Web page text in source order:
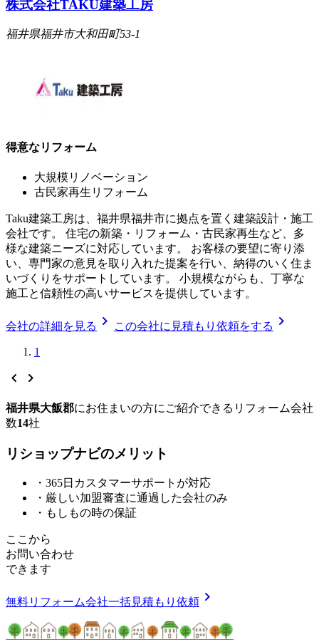
株式会社TAKU建築工房
福井県福井市大和田町53-1
得意なリフォーム
大規模リノベーション
古民家再生リフォーム
Taku建築工房は、福井県福井市に拠点を置く建築設計・施工
会社です。 住宅の新築・リフォーム・古民家再生など、多
様な建築ニーズに対応しています。 お客様の要望に寄り添
い、専門家の意見を取り入れた提案を行い、納得のいく住ま
いづくりをサポートしています。 小規模ながらも、丁寧な
施工と信頼性の高いサービスを提供しています。
会社の詳細を見る chevron_right この会社に見積もり依頼をする chevron_right
1
chevron_left chevron_right
福井県大飯郡にお住まいの方にご紹介できる リフォーム会社
数14社
リショップナビのメ リ ッ ト
・365日カスタマーサポートが対応
・厳しい加盟審査に通過した会社のみ
・もしもの時の保証
ここから
お問い合わせ
できます
無料リフォーム会社一括見積もり依頼 chevron_right